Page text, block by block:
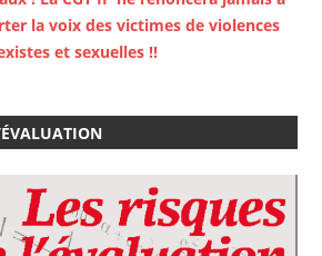
la voix des victimes de violences
et sexuelles !!